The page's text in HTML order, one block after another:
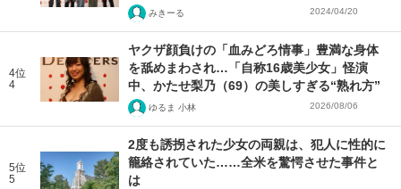
みきーる 2024/04/20
4位
4
ヤクザ顔負けの「血みどろ情事」豊満な身体
を舐めまわされ…「自称16歳美少女」怪演
中、かたせ梨乃（69）の美しすぎる“熟れ方”
ゆるま 小林 2026/08/06
5位
5
2度も誘拐された少女の両親は、犯人に性的に
籠絡されていた……全米を驚愕させた事件と
は